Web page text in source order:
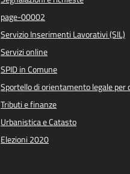
page-00002
Servizio Inserimenti Lavorativi (SIL)
Servizi online
SPID in Comune
Sportello di orientamento legale per
Tributi e finanze
Urbanistica e Catasto
Elezioni 2020